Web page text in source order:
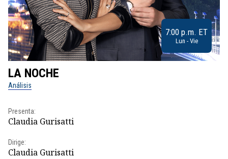
7:00 p.m. ET
Lun - Vie
LA NOCHE
Análisis
Presenta:
Claudia Gurisatti
Dirige:
Claudia Gurisatti